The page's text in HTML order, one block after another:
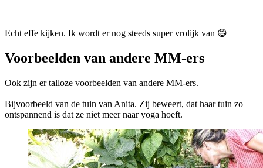
Echt effe kijken. Ik wordt er nog steeds super vrolijk van 😄
Voorbeelden van andere MM-ers
Ook zijn er talloze voorbeelden van andere MM-ers.
Bijvoorbeeld van de tuin van Anita. Zij beweert, dat haar tuin zo
ontspannend is dat ze niet meer naar yoga hoeft.